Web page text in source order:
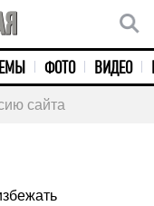
ТЕМЫ ФОТО ВИДЕО
сайта